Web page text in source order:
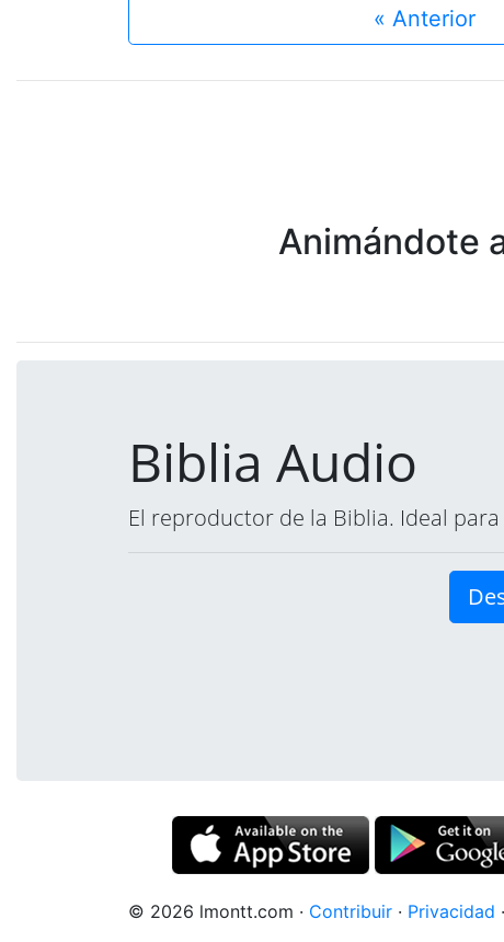
« Anterior
Animándote
Biblia Audio
El reproductor de la Biblia. Ideal
© 2026 lmontt.com · Contribuir · Privacidad ·